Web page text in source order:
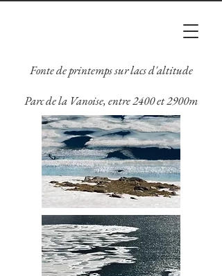
Fonte de printemps sur lacs d'altitude
Parc de la Vanoise, entre 2400 et 2900m